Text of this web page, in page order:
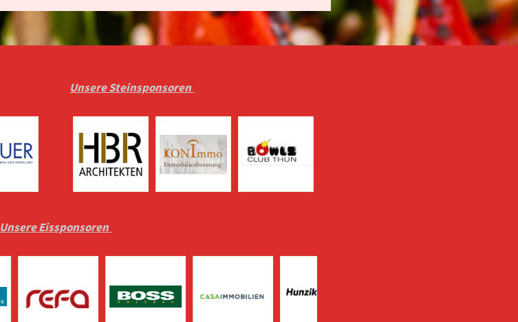
Unsere Steinsponsoren
Unsere Eissponsoren